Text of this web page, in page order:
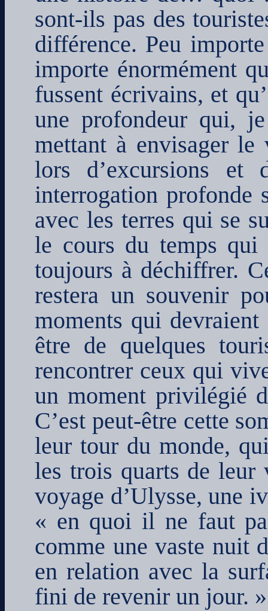
sont-ils pas des
différence. Peu
importe énormément
fussent écrivains, et
une profondeur qui, je
mettant à envisager le
lors d’excursions et
interrogation profonde
avec les terres qui se
le cours du temps qui
toujours à déchiffrer.
restera un souvenir
moments qui
être de quelques
rencontrer ceux qui
un moment privilégié
C’est peut-être cette
leur tour du monde,
les trois quarts de leur
voyage d’Ulysse, une
« en quoi il ne faut
comme une vaste nuit
en relation avec la
fini de revenir un jour. »